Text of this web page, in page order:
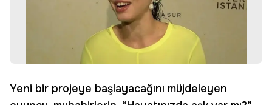
Yeni bir projeye başlayacağını müjdeleyen